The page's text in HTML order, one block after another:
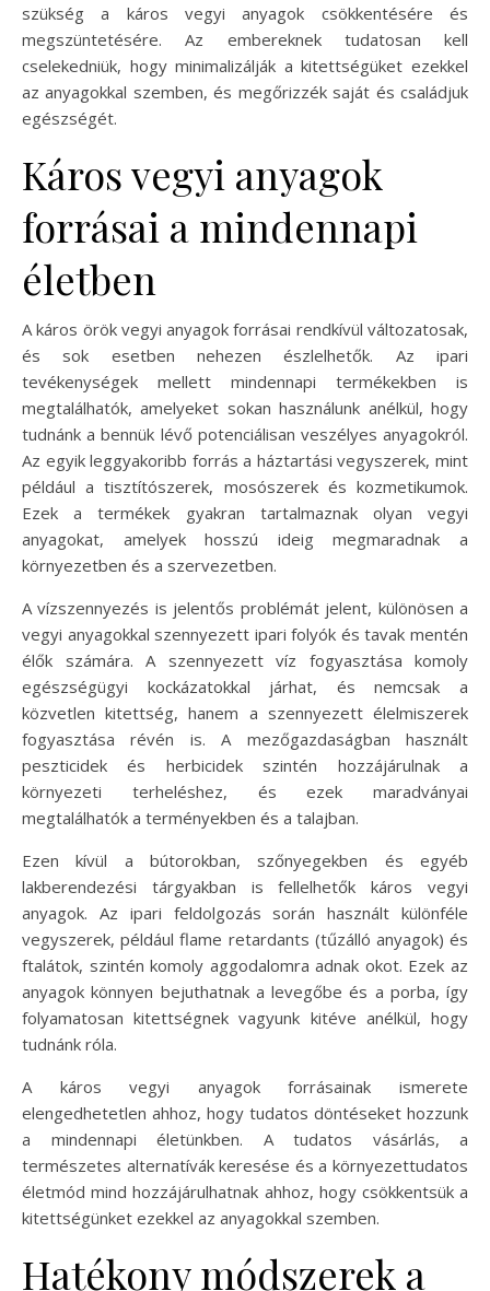
szükség a káros vegyi anyagok csökkentésére és
megszüntetésére. Az embereknek tudatosan kell
cselekedniük, hogy minimalizálják a kitettségüket ezekkel
az anyagokkal szemben, és megőrizzék saját és családjuk
egészségét.
Káros vegyi anyagok
forrásai a mindennapi
életben
A káros örök vegyi anyagok forrásai rendkívül változatosak,
és sok esetben nehezen észlelhetők. Az ipari
tevékenységek mellett mindennapi termékekben is
megtalálhatók, amelyeket sokan használunk anélkül, hogy
tudnánk a bennük lévő potenciálisan veszélyes anyagokról.
Az egyik leggyakoribb forrás a háztartási vegyszerek, mint
például a tisztítószerek, mosószerek és kozmetikumok.
Ezek a termékek gyakran tartalmaznak olyan vegyi
anyagokat, amelyek hosszú ideig megmaradnak a
környezetben és a szervezetben.
A vízszennyezés is jelentős problémát jelent, különösen a
vegyi anyagokkal szennyezett ipari folyók és tavak mentén
élők számára. A szennyezett víz fogyasztása komoly
egészségügyi kockázatokkal járhat, és nemcsak a
közvetlen kitettség, hanem a szennyezett élelmiszerek
fogyasztása révén is. A mezőgazdaságban használt
peszticidek és herbicidek szintén hozzájárulnak a
környezeti terheléshez, és ezek maradványai
megtalálhatók a terményekben és a talajban.
Ezen kívül a bútorokban, szőnyegekben és egyéb
lakberendezési tárgyakban is fellelhetők káros vegyi
anyagok. Az ipari feldolgozás során használt különféle
vegyszerek, például flame retardants (tűzálló anyagok) és
ftalátok, szintén komoly aggodalomra adnak okot. Ezek az
anyagok könnyen bejuthatnak a levegőbe és a porba, így
folyamatosan kitettségnek vagyunk kitéve anélkül, hogy
tudnánk róla.
A káros vegyi anyagok forrásainak ismerete
elengedhetetlen ahhoz, hogy tudatos döntéseket hozzunk
a mindennapi életünkben. A tudatos vásárlás, a
természetes alternatívák keresése és a környezettudatos
életmód mind hozzájárulhatnak ahhoz, hogy csökkentsük a
kitettségünket ezekkel az anyagokkal szemben.
Hatékony módszerek a